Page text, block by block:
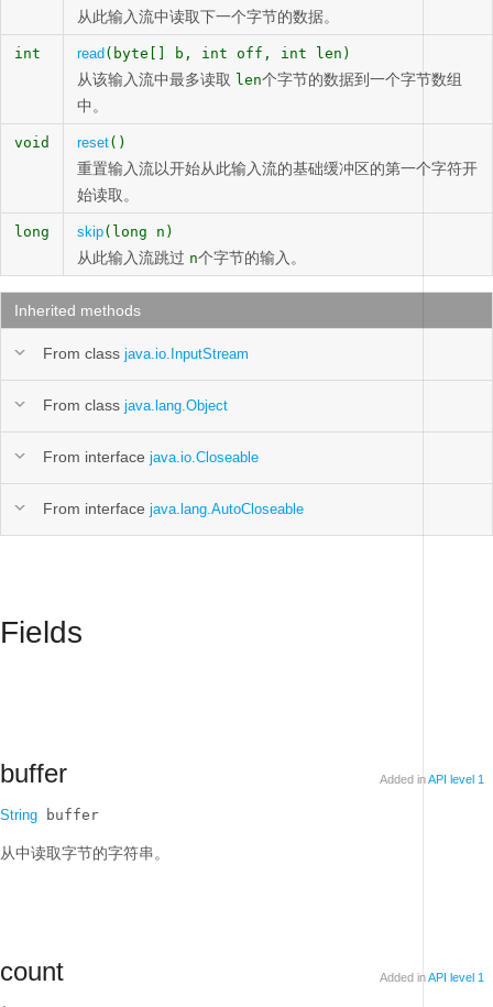
从此输入流中读取下一个字节的数据。
int read (byte[] b, int off, int len)
从该输入流中最多读取 len个字节的数据到一个字节数组
中。
void reset()
重置输入流以开始从此输入流的基础缓冲区的第一个字符开
始读取。
long skip(long n)
从此输入流跳过 n个字节的输入。
Inherited methods
From class java.io.InputStream
From class java.lang.Object
From interface java.io.Closeable
From interface java.lang.AutoCloseable
Fields
buffer Added inAPI level 1
String buffer
从中读取字节的字符串。
count Added inAPI level 1